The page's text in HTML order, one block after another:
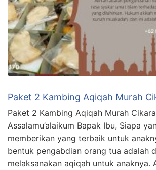
Paket 2 Kambing Aqiqah Murah
Paket 2 Kambing Aqiqah Murah
Assalamu’alaikum Bapak Ibu, Siapa
memberikan yang terbaik untuk
bentuk pengabdian orang tua adalah
melaksanakan aqiqah untuk anaknya.